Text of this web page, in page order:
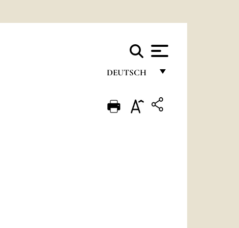
DEUTSCH
ENGLISH